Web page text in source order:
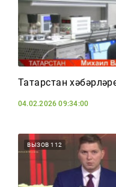
Татарстан
04.02.2026 09:34:00
ВЫЗОВ 112